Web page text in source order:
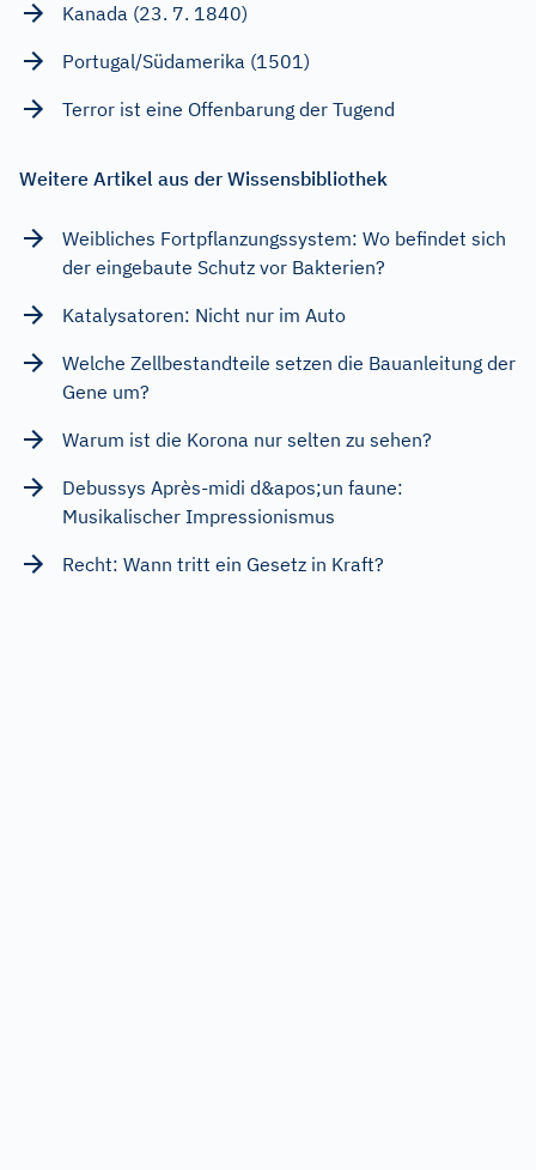
Kanada (23. 7. 1840)
Portugal/Südamerika (1501)
Terror ist eine Offenbarung der Tugend
Weitere Artikel aus der Wissensbibliothek
Weibliches Fortpflanzungssystem: Wo befindet sich
der eingebaute Schutz vor Bakterien?
Katalysatoren: Nicht nur im Auto
Welche Zellbestandteile setzen die Bauanleitung der
Gene um?
Warum ist die Korona nur selten zu sehen?
Debussys Après-midi d&apos;un faune:
Musikalischer Impressionismus
Recht: Wann tritt ein Gesetz in Kraft?